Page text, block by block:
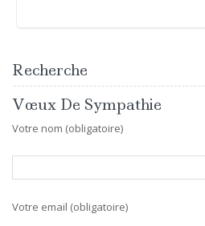
Recherche
Vœux De Sympathie
Votre nom (obligatoire)
Votre email (obligatoire)